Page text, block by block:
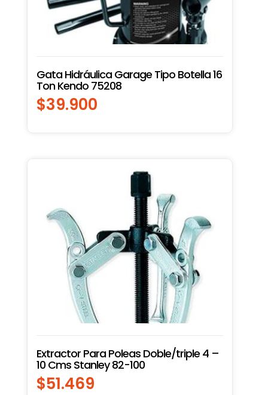
Gata Hidráulica Garage Tipo Botella 16
Ton Kendo 75208
$39.900
Extractor Para Poleas Doble/triple 4 –
10 Cms Stanley 82-100
$51.469